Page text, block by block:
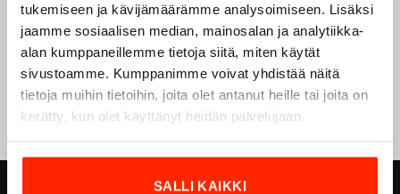
tukemiseen ja kävijämäärämme analysoimiseen. Lisäksi
jaamme sosiaalisen median, mainosalan ja analytiikka-
alan kumppaneillemme tietoja siitä, miten käytät
sivustoamme. Kumppanimme voivat yhdistää näitä
tietoja muihin tietoihin, joita olet antanut heille tai joita on
kerätty, kun olet käyttänyt heidän palvelujaan.
SALLI KAIKKI
original payment method.